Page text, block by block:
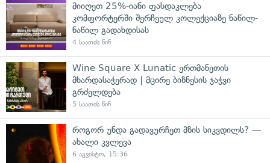
მიიღეთ 25%-იანი ფასდაკლება
კომფორტერში შერჩეულ კოლექციაზე ნაწილ-
ნაწილ გადახდისას
4 საათის წინ
Wine Square X Lunatic ერთმანეთის
მხარდასაჭერად | მცირე ბიზნესის ჯაჭვი
გრძელდება
5 საათის წინ
როგორ უნდა გადავურჩეთ მზის სიკვდილს? —
ახალი კვლევა
6 აგვისტო, 15:36